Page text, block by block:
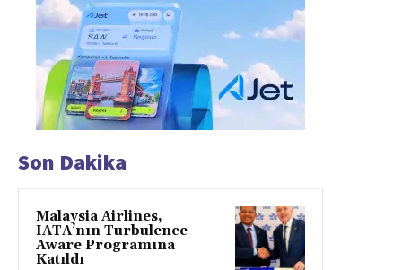
Son Dakika
Malaysia Airlines,
IATA’nın Turbulence
Aware Programına
Katıldı